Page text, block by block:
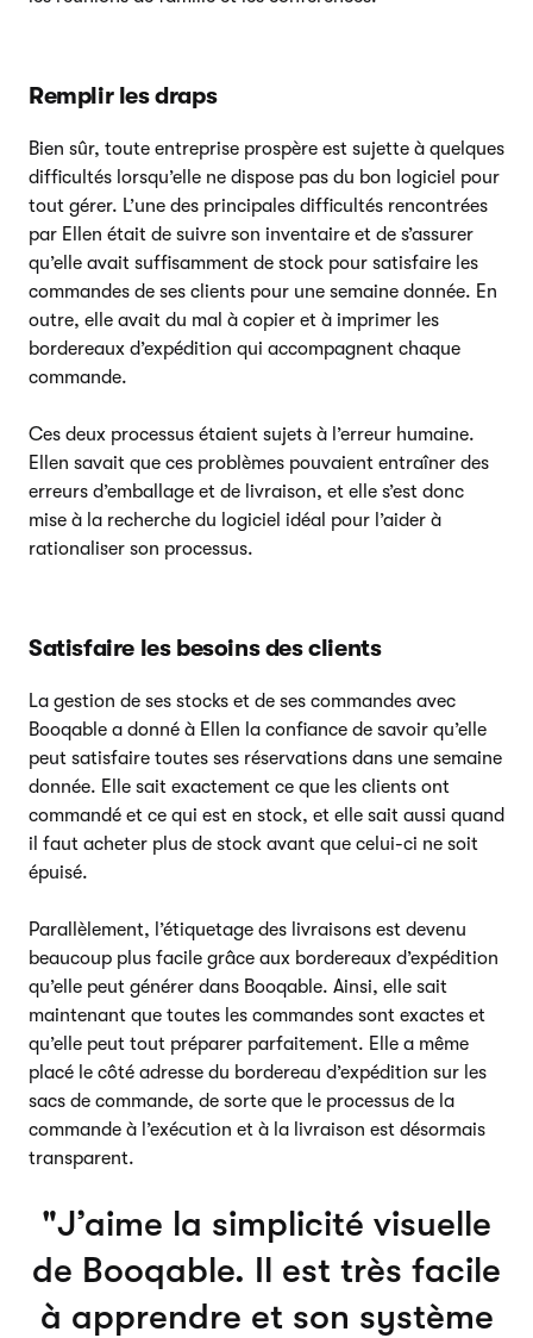
Remplir les draps
Bien sûr, toute entreprise prospère est sujette à quelques
difficultés lorsqu’elle ne dispose pas du bon logiciel pour
tout gérer. L’une des principales difficultés rencontrées
par Ellen était de suivre son inventaire et de s’assurer
qu’elle avait suffisamment de stock pour satisfaire les
commandes de ses clients pour une semaine donnée. En
outre, elle avait du mal à copier et à imprimer les
bordereaux d’expédition qui accompagnent chaque
commande.
Ces deux processus étaient sujets à l’erreur humaine.
Ellen savait que ces problèmes pouvaient entraîner des
erreurs d’emballage et de livraison, et elle s’est donc
mise à la recherche du logiciel idéal pour l’aider à
rationaliser son processus.
Satisfaire les besoins des clients
La gestion de ses stocks et de ses commandes avec
Booqable a donné à Ellen la confiance de savoir qu’elle
peut satisfaire toutes ses réservations dans une semaine
donnée. Elle sait exactement ce que les clients ont
commandé et ce qui est en stock, et elle sait aussi quand
il faut acheter plus de stock avant que celui-ci ne soit
épuisé.
Parallèlement, l’étiquetage des livraisons est devenu
beaucoup plus facile grâce aux bordereaux d’expédition
qu’elle peut générer dans Booqable. Ainsi, elle sait
maintenant que toutes les commandes sont exactes et
qu’elle peut tout préparer parfaitement. Elle a même
placé le côté adresse du bordereau d’expédition sur les
sacs de commande, de sorte que le processus de la
commande à l’exécution et à la livraison est désormais
transparent.
J’aime la simplicité visuelle
de Booqable. Il est très facile
à apprendre et son système